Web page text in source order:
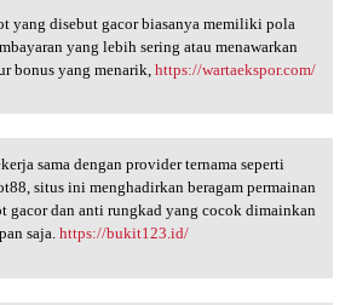
yang disebut gacor
yang disebut gacor biasanya memiliki pola
yang lebih sering atau menawarkan
bonus yang menarik, https://wartaekspor.com/
sama dengan provider
sama dengan provider ternama seperti
situs ini menghadirkan beragam permainan
gacor dan anti rungkad yang cocok dimainkan
saja. https://bukit123.id/